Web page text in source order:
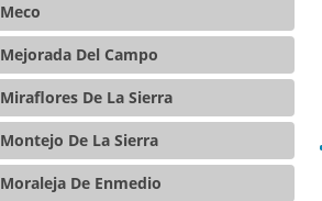
Meco
Mejorada Del Campo
Miraflores De La Sierra
Montejo De La Sierra
Moraleja De Enmedio